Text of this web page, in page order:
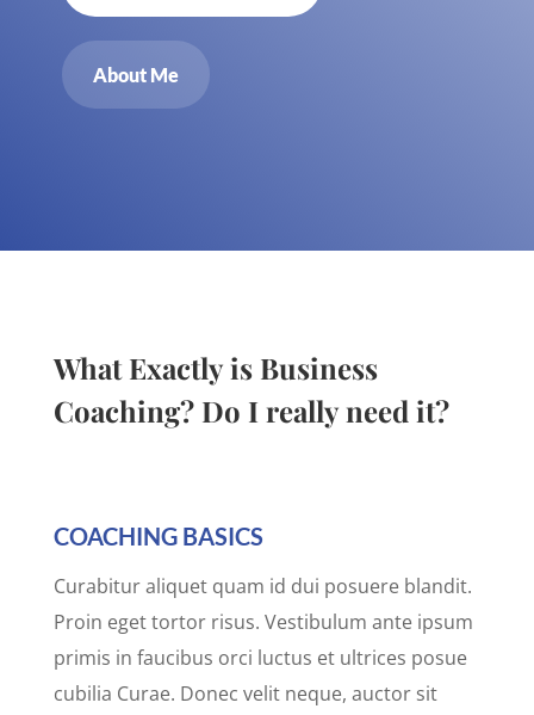
About Me
What Exactly is Business
Coaching? Do I really need it?
COACHING BASICS
Curabitur aliquet quam id dui posuere blandit.
Proin eget tortor risus. Vestibulum ante ipsum
primis in faucibus orci luctus et ultrices posue
cubilia Curae. Donec velit neque, auctor sit